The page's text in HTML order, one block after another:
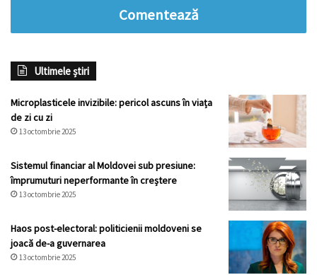
Comentează
Ultimele știri
Microplasticele invizibile: pericol ascuns în viața
de zi cu zi
13 octombrie 2025
Sistemul financiar al Moldovei sub presiune:
împrumuturi neperformante în creștere
13 octombrie 2025
Haos post-electoral: politicienii moldoveni se
joacă de-a guvernarea
13 octombrie 2025